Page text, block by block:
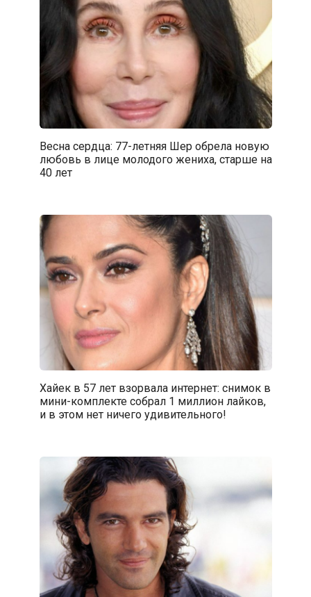
Весна сердца: 77-летняя Шер обрела новую
любовь в лице молодого жениха, старше на
40 лет
Хайек в 57 лет взорвала интернет: снимок в
мини-комплекте собрал 1 миллион лайков,
и в этом нет ничего удивительного!